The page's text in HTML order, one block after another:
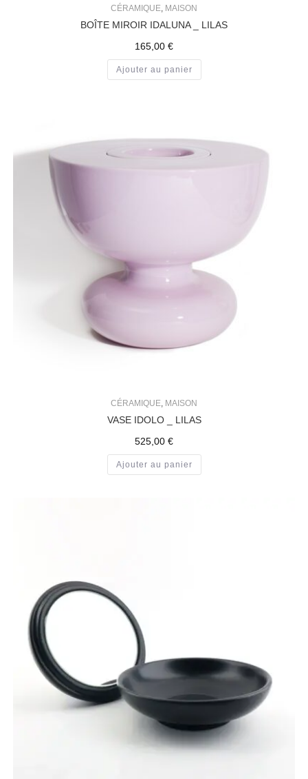
CÉRAMIQUE, MAISON
BOÎTE MIROIR IDALUNA _ LILAS
165,00 €
Ajouter au panier
CÉRAMIQUE, MAISON
VASE IDOLO _ LILAS
525,00 €
Ajouter au panier